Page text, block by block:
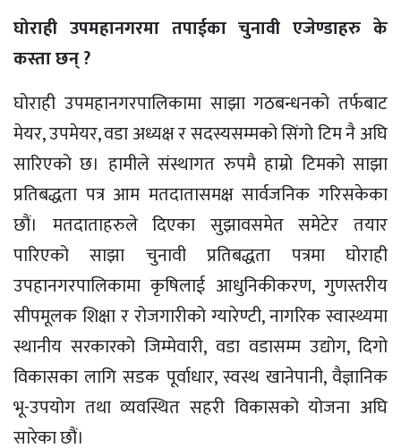
घोराही उपमहानगरमा तपाईका चुनावी एजेण्डाहरु के
कस्ता छन् ?
घोराही उपमहानगरपालिकामा साझा गठबन्धनको तर्फबाट
मेयर, उपमेयर, वडा अध्यक्ष र सदस्यसम्मको सिंगो टिम नै अघि
सारिएको छ। हामीले संस्थागत रुपमै हाम्रो टिमको साझा
प्रतिबद्धता पत्र आम मतदातासमक्ष सार्वजनिक गरिसकेका
छौं। मतदाताहरुले दिएका सुझावसमेत समेटेर तयार
पारिएको साझा चुनावी प्रतिबद्धता पत्रमा घोराही
उपहानगरपालिकामा कृषिलाई आधुनिकीकरण, गुणस्तरीय
सीपमूलक शिक्षा र रोजगारीको ग्यारेण्टी, नागरिक स्वास्थ्यमा
स्थानीय सरकारको जिम्मेवारी, वडा वडासम्म उद्योग, दिगो
विकासका लागि सडक पूर्वाधार, स्वस्थ खानेपानी, वैज्ञानिक
भू-उपयोग तथा व्यवस्थित सहरी विकासको योजना अघि
सारेका छौं।